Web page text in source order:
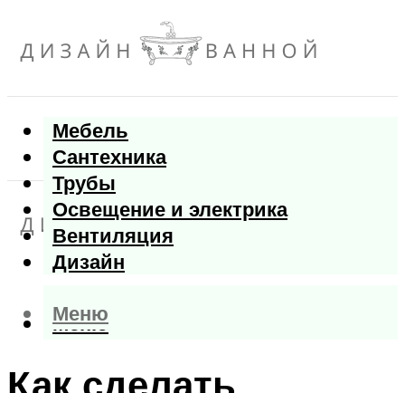
Мебель
Сантехника
Трубы
Освещение и электрика
Вентиляция
Дизайн
Меню
Меню